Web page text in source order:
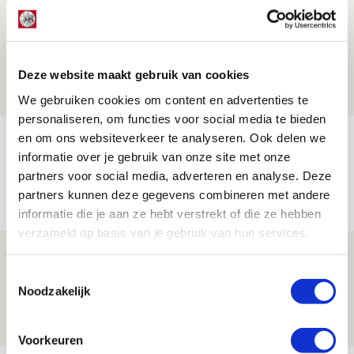
Deze website maakt gebruik van cookies
We gebruiken cookies om content en advertenties te
personaliseren, om functies voor social media te bieden
en om ons websiteverkeer te analyseren. Ook delen we
informatie over je gebruik van onze site met onze
partners voor social media, adverteren en analyse. Deze
partners kunnen deze gegevens combineren met andere
informatie die je aan ze hebt verstrekt of die ze hebben
verzameld op basis van je gebruik van hun services.
Noodzakelijk
Voorkeuren
Drie dingen die je moet weten over PEC
Zwolle - Ajax
08 AUGUSTUS 2026 - 12:32
Míchels elf: met welke formatie begin
jij aan nieuw eredivisieseizoen?
Spelen bij Jong Ajax of Ajax 1? Dat